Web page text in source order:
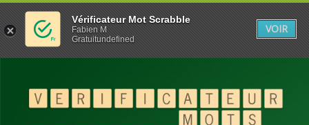
Vérificateur Mot Scrabble
Fabien M
Gratuitundefined
VOIR